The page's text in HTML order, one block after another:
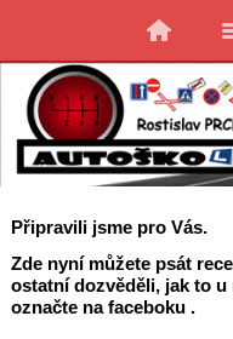
Připravili jsme pro Vás.
Zde nyní můžete psát
ostatní dozvěděli, jak to u
označte na faceboku .